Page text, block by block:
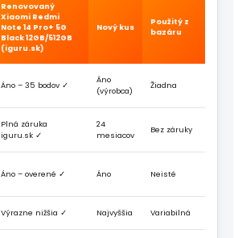
Renovovaný
Xiaomi Redmi
Note 14 Pro+ 5G
Black 12GB/512GB
(iguru.sk)
Nový kus
Použitý z
bazáru
Áno – 35 bodov ✓
Áno
(výrobca)
Žiadna
Plná záruka
iguru.sk ✓
24
mesiacov
Bez záruky
Áno – overené ✓ Áno Neisté
Výrazne nižšia ✓ Najvyššia Variabilná